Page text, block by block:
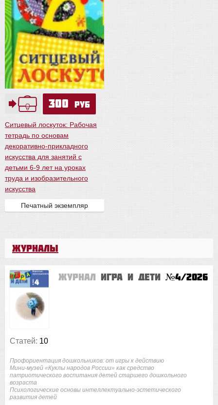
300 руб
Ситцевый лоскуток: Рабочая
тетрадь по основам
декоративно-прикладного
искусства для занятий с
детьми 6-9 лет на уроках
труда и изобразительного
искусства
Печатный экземпляр
Журналы
Журнал Игра и дети №4/2026
Статей: 10
Профориентация дошкольников: от игры к действию
Мини-музей «Куклы народов России» как средство
патриотического воспитания детей старшего дошкольного
возраста
Психологические основы интеллектуально-эстетического
развития детей